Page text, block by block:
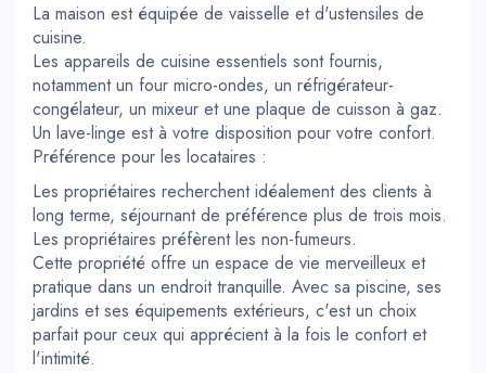
La maison est équipée de vaisselle et d'ustensiles de
cuisine.
Les appareils de cuisine essentiels sont fournis,
notamment un four micro-ondes, un réfrigérateur-
congélateur, un mixeur et une plaque de cuisson à gaz.
Un lave-linge est à votre disposition pour votre confort.
Préférence pour les locataires :
Les propriétaires recherchent idéalement des clients à
long terme, séjournant de préférence plus de trois mois.
Les propriétaires préfèrent les non-fumeurs.
Cette propriété offre un espace de vie merveilleux et
pratique dans un endroit tranquille. Avec sa piscine, ses
jardins et ses équipements extérieurs, c'est un choix
parfait pour ceux qui apprécient à la fois le confort et
l'intimité.